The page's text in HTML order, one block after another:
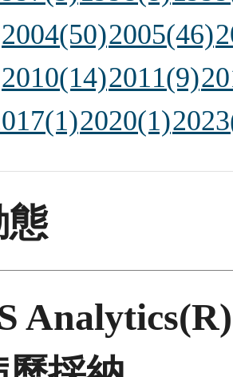
2004(50)2005(46)
2010(14)2011(9)
2020(1)
態